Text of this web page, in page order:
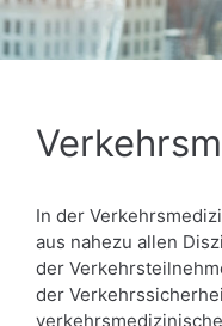
In der
aus nahezu allen
der
der